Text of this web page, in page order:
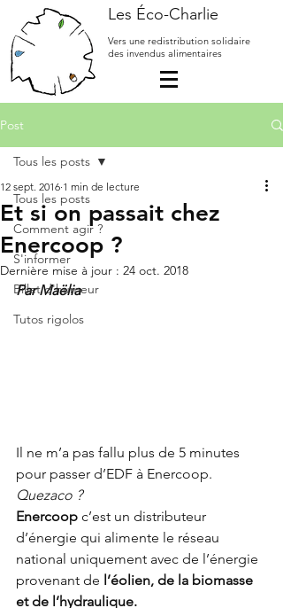
Les Éco-Charlie
Vers une redistribution solidaire
des invendus alimentaires
Post
Tous les posts
Comment agir ?
S'informer
Billet d'humeur
Tutos rigolos
Tous les posts
Et si on passait chez
Enercoop ?
12 sept. 2016 1 min de lecture
Dernière mise à jour : 24 oct. 2018
Par Maëlia
Il ne m’a pas fallu plus de 5 minutes
pour passer d’EDF à Enercoop.
Quezaco ?
Enercoop c’est un distributeur
d’énergie qui alimente le réseau
national uniquement avec de l’énergie
provenant de l’éolien, de la biomasse
et de l’hydraulique.